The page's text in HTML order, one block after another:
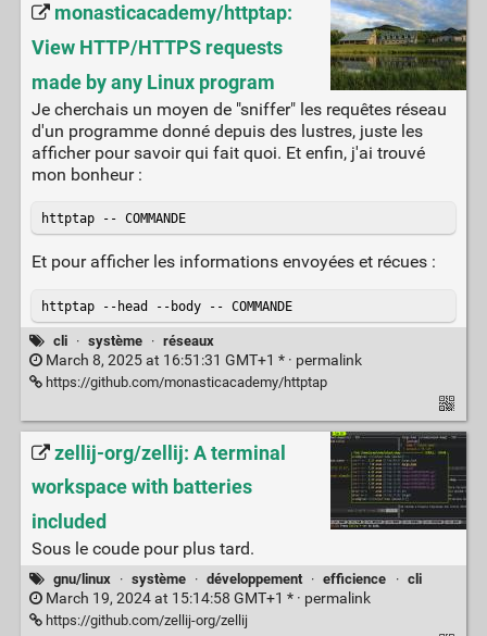
monasticacademy/httptap:
View HTTP/HTTPS requests
made by any Linux program
Je cherchais un moyen de "sniffer" les requêtes réseau
d'un programme donné depuis des lustres, juste les
afficher pour savoir qui fait quoi. Et enfin, j'ai trouvé
mon bonheur :
httptap -- COMMANDE
Et pour afficher les informations envoyées et récues :
httptap --head --body -- COMMANDE
cli · système · réseaux
March 8, 2025 at 16:51:31 GMT+1 * · permalink
https://github.com/monasticacademy/httptap
zellij-org/zellij: A terminal
workspace with batteries
included
Sous le coude pour plus tard.
gnu/linux · système · développement · efficience · cli
March 19, 2024 at 15:14:58 GMT+1 * · permalink
https://github.com/zellij-org/zellij